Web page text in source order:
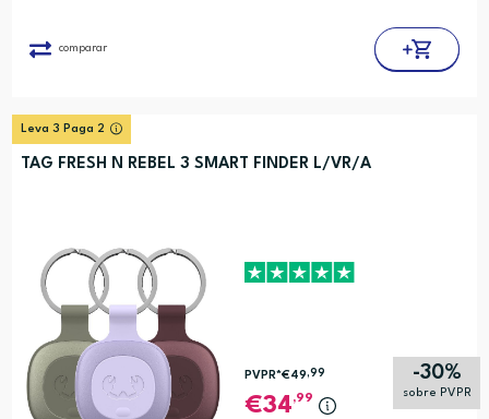
comparar
Leva 3 Paga 2
TAG FRESH N REBEL 3 SMART FINDER L/VR/A
-30%
sobre PVPR
PVPR*€49,99
34,99